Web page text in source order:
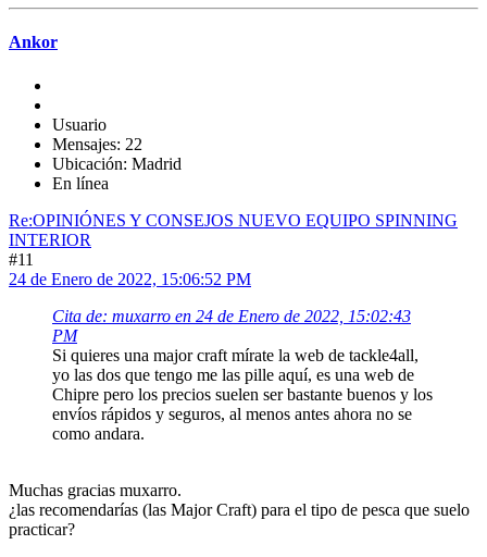
Ankor
Usuario
Mensajes: 22
Ubicación: Madrid
En línea
Re:OPINIÓNES Y CONSEJOS NUEVO EQUIPO SPINNING
INTERIOR
#11
24 de Enero de 2022, 15:06:52 PM
Cita de: muxarro en 24 de Enero de 2022, 15:02:43
PM
Si quieres una major craft mírate la web de tackle4all,
yo las dos que tengo me las pille aquí, es una web de
Chipre pero los precios suelen ser bastante buenos y los
envíos rápidos y seguros, al menos antes ahora no se
como andara.
Muchas gracias muxarro.
¿las recomendarías (las Major Craft) para el tipo de pesca que suelo
practicar?